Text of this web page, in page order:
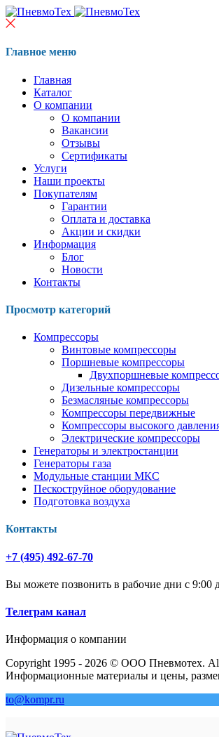
Главное меню
Главная
Каталог
О компании
О компании
Вакансии
Отзывы
Сертификаты
Услуги
Наши проекты
Покупателям
Гарантии
Оплата и доставка
Акции и скидки
Информация
Блог
Новости
Контакты
Просмотр категорий
Компрессоры
Винтовые компрессоры
Поршневые компрессоры
Двухпоршневые
Дизельные компрессоры
Безмасляные компрессоры
Компрессоры передвижные
Компрессоры высокого
Электрические компрессоры
Генераторы и электростанции
Генераторы газа
Модульные станции МКС
Пескоструйное оборудование
Подготовка воздуха
Контакты
+7 (495) 492-67-70
Вы можете позвонить в рабочие дни с 9:00
Телеграм канал
Информация о компании
Copyright 1995 - 2026 © ООО Пневмотех. All
Информационные материалы и цены,
to@kompr.ru